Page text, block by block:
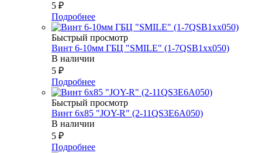
5 ₽
Подробнее
Быстрый просмотр
Винт 6-10мм ГБЦ "SMILE" (1-7QSB1xx050)
В наличии
5 ₽
Подробнее
Быстрый просмотр
Винт 6х85 "JOY-R" (2-11QS3E6A050)
В наличии
5 ₽
Подробнее